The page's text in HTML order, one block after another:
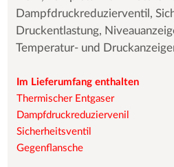
Dampfdruckreduzierventil,
Druckentlastung,
Temperatur- und
Im Lieferumfang enthalten
Thermischer Entgaser
Dampfdruckreduziervenil
Sicherheitsventil
Gegenflansche